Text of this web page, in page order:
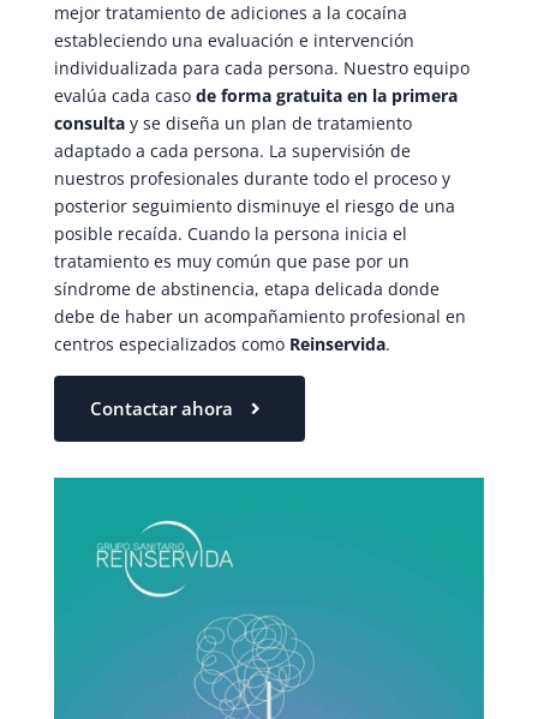
mejor tratamiento de adiciones a la cocaína
estableciendo una evaluación e intervención
individualizada para cada persona. Nuestro equipo
evalúa cada caso de forma gratuita en la primera
consultay se diseña un plan de tratamiento
adaptado a cada persona. La supervisión de
nuestros profesionales durante todo el proceso y
posterior seguimiento disminuye el riesgo de una
posible recaída. Cuando la persona inicia el
tratamiento es muy común que pase por un
síndrome de abstinencia, etapa delicada donde
debe de haber un acompañamiento profesional en
centros especializados como Reinservida.
Contactar ahora